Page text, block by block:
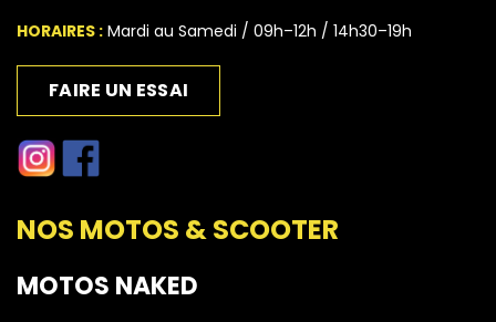
HORAIRES : Mardi au Samedi / 09h–12h / 14h30–19h
FAIRE UN ESSAI
NOS MOTOS & SCOOTER
MOTOS NAKED